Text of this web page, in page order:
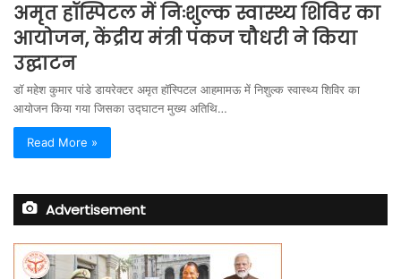
अमृत हॉस्पिटल में निःशुल्क स्वास्थ्य शिविर का
आयोजन, केंद्रीय मंत्री पंकज चौधरी ने किया
उद्घाटन
डॉ महेश कुमार पांडे डायरेक्टर अमृत हॉस्पिटल आहमामऊ में निशुल्क स्वास्थ्य शिविर का
आयोजन किया गया जिसका उद्घाटन मुख्य अतिथि…
Read More »
Advertisement